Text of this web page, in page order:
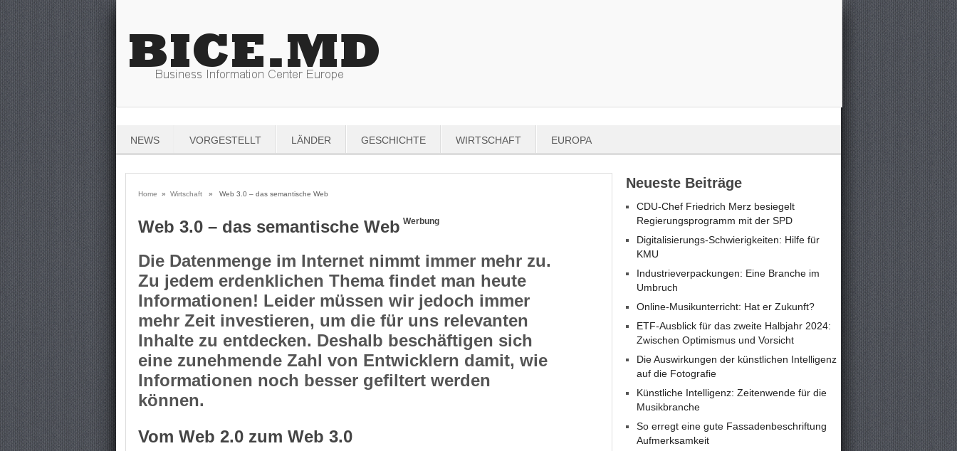
NEWS VORGESTELLT LÄNDER GESCHICHTE WIRTSCHAFT EUROPA
Home »Wirtschaft » Web 3.0 – das semantische Web
Web 3.0 – das semantische Web Werbung
Die Datenmenge im Internet nimmt immer mehr zu.
Zu jedem erdenklichen Thema findet man heute
Informationen! Leider müssen wir jedoch immer
mehr Zeit investieren, um die für uns relevanten
Inhalte zu entdecken. Deshalb beschäftigen sich
eine zunehmende Zahl von Entwicklern damit, wie
Informationen noch besser gefiltert werden
können.
Vom Web 2.0 zum Web 3.0
Neueste Beiträge
CDU-Chef Friedrich Merz besiegelt
Regierungsprogramm mit der SPD
Digitalisierungs-Schwierigkeiten: Hilfe für
KMU
Industrieverpackungen: Eine Branche im
Umbruch
Online-Musikunterricht: Hat er Zukunft?
ETF-Ausblick für das zweite Halbjahr 2024:
Zwischen Optimismus und Vorsicht
Die Auswirkungen der künstlichen Intelligenz
auf die Fotografie
Künstliche Intelligenz: Zeitenwende für die
Musikbranche
So erregt eine gute Fassadenbeschriftung
Aufmerksamkeit